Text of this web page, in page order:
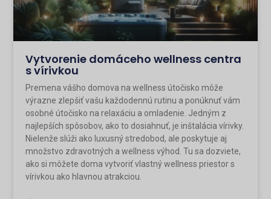
Vytvorenie domáceho wellness centra
s vírivkou
Premena vášho domova na wellness útočisko môže
výrazne zlepšiť vašu každodennú rutinu a ponúknuť vám
osobné útočisko na relaxáciu a omladenie. Jedným z
najlepších spôsobov, ako to dosiahnuť, je inštalácia vírivky.
Nielenže slúži ako luxusný stredobod, ale poskytuje aj
množstvo zdravotných a wellness výhod. Tu sa dozviete,
ako si môžete doma vytvoriť vlastný wellness priestor s
vírivkou ako hlavnou atrakciou.